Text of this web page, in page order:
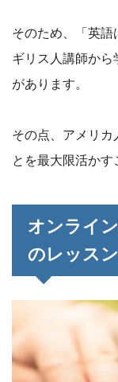
そのため、「英
ギリス人講師か
があります。
その点、アメリ
とを最大限活かす
オンライ
のレッス